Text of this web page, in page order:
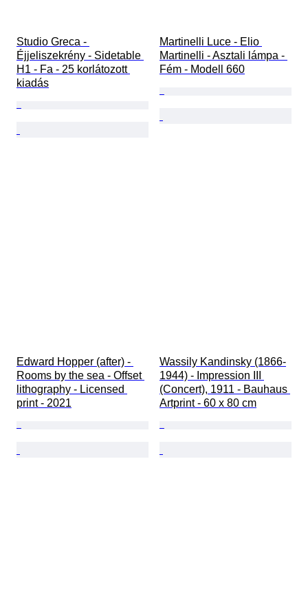
Studio Greca -
Éjjeliszekrény - Sidetable
H1 - Fa - 25 korlátozott
kiadás
Martinelli Luce - Elio
Martinelli - Asztali lámpa -
Fém - Modell 660
Edward Hopper (after) -
Rooms by the sea - Offset
lithography - Licensed
print - 2021
Wassily Kandinsky (1866-
1944) - Impression III
(Concert), 1911 - Bauhaus
Artprint - 60 x 80 cm